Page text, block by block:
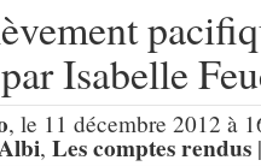
Isabelle
, le 11 décembre 2012 à
, Les comptes rendus |